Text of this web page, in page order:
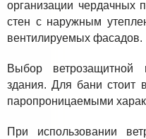
организации чердачных
стен с наружным
вентилируемых фасадов.
Выбор
здания. Для бани стоит
паропроницаемыми
При использовании